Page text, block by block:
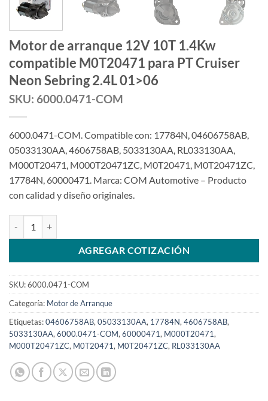
Motor de arranque 12V 10T 1.4Kw
compatible M0T20471 para PT Cruiser
Neon Sebring 2.4L 01>06
SKU: 6000.0471-COM
6000.0471-COM. Compatible con: 17784N, 04606758AB,
05033130AA, 4606758AB, 5033130AA, RL033130AA,
M000T20471, M000T20471ZC, M0T20471, M0T20471ZC,
17784N, 60000471. Marca: COM Automotive – Producto
con calidad y diseño originales.
AGREGAR COTIZACIÓN
SKU:6000.0471-COM
Categoría: Motor de Arranque
Etiquetas:04606758AB, 05033130AA, 17784N, 4606758AB,
5033130AA, 6000.0471-COM, 60000471, M000T20471,
M000T20471ZC, M0T20471, M0T20471ZC, RL033130AA